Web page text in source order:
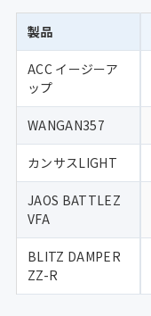
製品
ACC イージーア
ップ
WANGAN357
カンサスLIGHT
JAOS BATTLEZ
VFA
BLITZ DAMPER
ZZ-R